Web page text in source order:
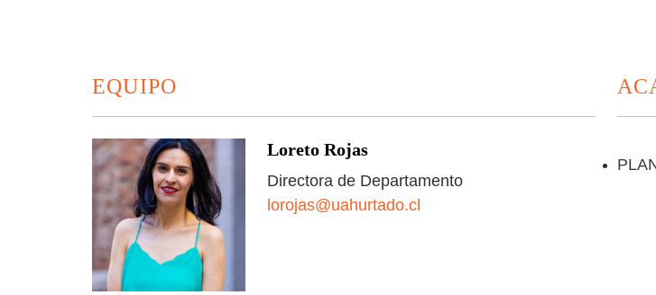
EQUIPO
Loreto Rojas
Directora de Departamento
lorojas@uahurtado.cl